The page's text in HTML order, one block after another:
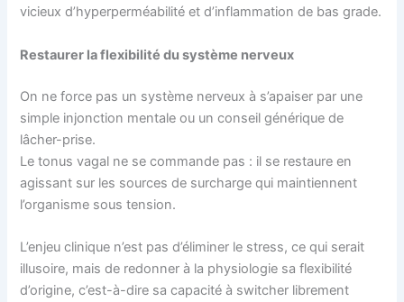
vicieux d’hyperperméabilité et d’inflammation de bas grade.
Restaurer la flexibilité du système nerveux
On ne force pas un système nerveux à s’apaiser par une
simple injonction mentale ou un conseil générique de
lâcher-prise.
Le tonus vagal ne se commande pas : il se restaure en
agissant sur les sources de surcharge qui maintiennent
l’organisme sous tension.
L’enjeu clinique n’est pas d’éliminer le stress, ce qui serait
illusoire, mais de redonner à la physiologie sa flexibilité
d’origine, c’est-à-dire sa capacité à switcher librement